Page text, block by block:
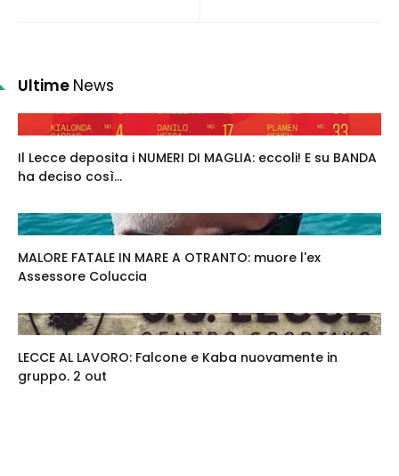
Ultime News
Il Lecce deposita i NUMERI DI MAGLIA: eccoli! E su BANDA
ha deciso così...
MALORE FATALE IN MARE A OTRANTO: muore l'ex
Assessore Coluccia
LECCE AL LAVORO: Falcone e Kaba nuovamente in
gruppo. 2 out